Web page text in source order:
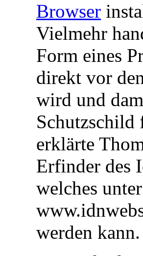
Browser
Vielmehr
Form eines
direkt vor
wird und
erklärte
Erfinder des
welches unter
werden kann.